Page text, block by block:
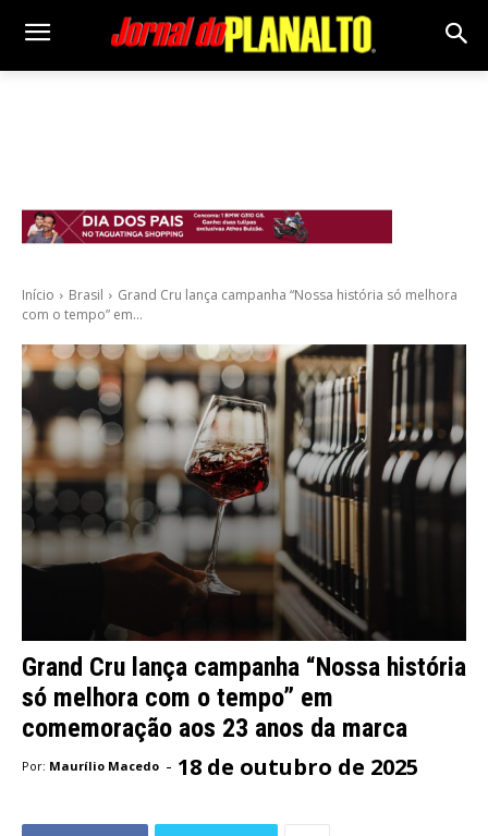
Início Brasil
Grand Cru lança campanha “Nossa história só melhora
com o tempo” em...
Grand Cru lança campanha “Nossa história
só melhora com o tempo” em
comemoração aos 23 anos da marca
Por: Maurílio Macedo - 18 de outubro de 2025